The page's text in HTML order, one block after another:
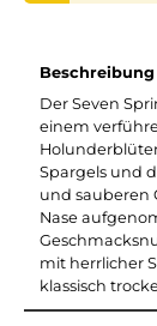
Beschreibung
Der Seven
einem
Spargels und
und sauberen
Nase
mit herrlicher
klassisch